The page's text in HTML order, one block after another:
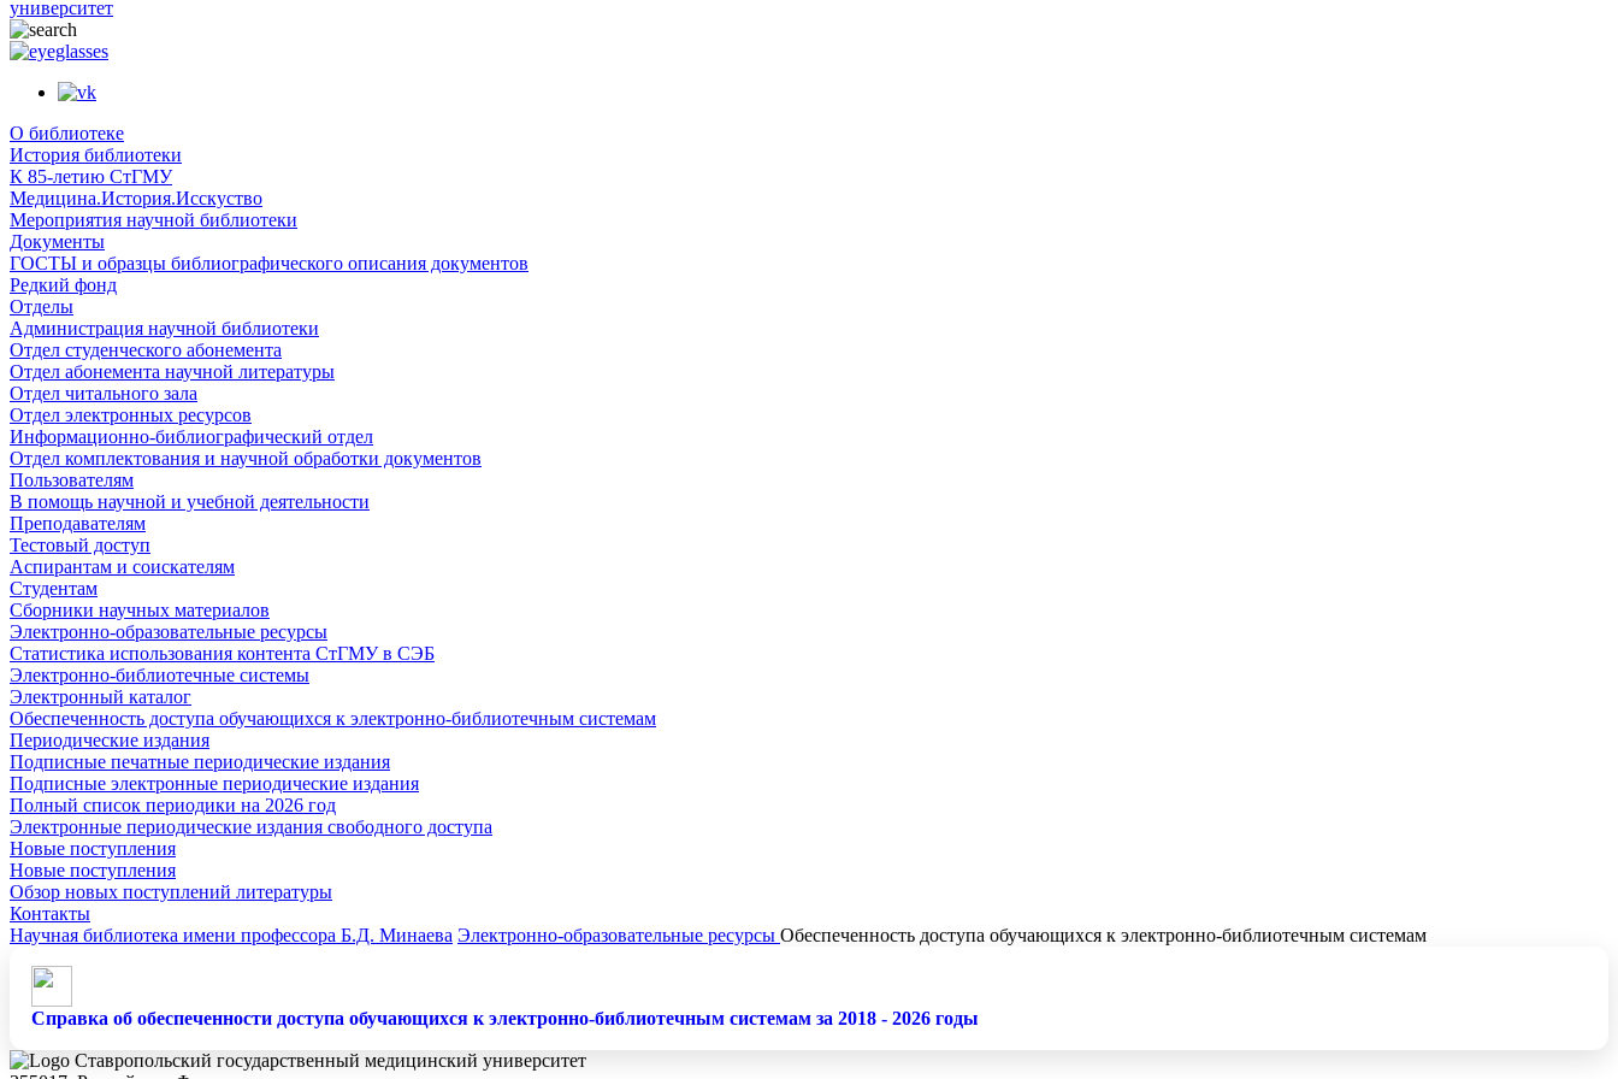
университет
О библиотеке
История библиотеки
К 85-летию СтГМУ
Медицина.История.Исскуство
Мероприятия научной библиотеки
Документы
ГОСТЫ и образцы библиографического описания документов
Редкий фонд
Отделы
Администрация научной библиотеки
Отдел студенческого абонемента
Отдел абонемента научной литературы
Отдел читального зала
Отдел электронных ресурсов
Информационно-библиографический отдел
Отдел комплектования и научной обработки документов
Пользователям
В помощь научной и учебной деятельности
Преподавателям
Тестовый доступ
Аспирантам и соискателям
Студентам
Сборники научных материалов
Электронно-образовательные ресурсы
Статистика использования контента СтГМУ в СЭБ
Электронно-библиотечные системы
Электронный каталог
Обеспеченность доступа обучающихся к электронно-библиотечным системам
Периодические издания
Подписные печатные периодические издания
Подписные электронные периодические издания
Полный список периодики на 2026 год
Электронные периодические издания свободного доступа
Новые поступления
Новые поступления
Обзор новых поступлений литературы
Контакты
Научная библиотека имени профессора Б.Д. Минаева Электронно-образовательные ресурсы Обеспеченность доступа обучающихся к электронно-библиотечным системам
Справка об обеспеченности доступа обучающихся к электронно-библиотечным системам за 2018 - 2026 годы
Ставропольский государственный медицинский университет